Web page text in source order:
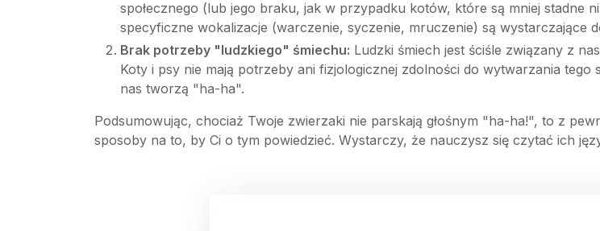
społecznego (lub jego braku, jak w przypadku kotów, które są mniej stadne
specyficzne wokalizacje (warczenie, syczenie, mruczenie) są wystarczające
Brak potrzeby "ludzkiego" śmiechu: Ludzki śmiech jest ściśle związany z
Koty i psy nie mają potrzeby ani fizjologicznej zdolności do wytwarzania
nas tworzą "ha-ha".
Podsumowując, chociaż Twoje zwierzaki nie parskają głośnym "ha-ha!", to z
sposoby na to, by Ci o tym powiedzieć. Wystarczy, że nauczysz się czytać ich